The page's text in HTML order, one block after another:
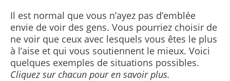
Il est normal que vous n’ayez pas d’emblée
envie de voir des gens. Vous pourriez choisir de
ne voir que ceux avec lesquels vous êtes le plus
à l’aise et qui vous soutiennent le mieux. Voici
quelques exemples de situations possibles.
Cliquez sur chacun pour en savoir plus.